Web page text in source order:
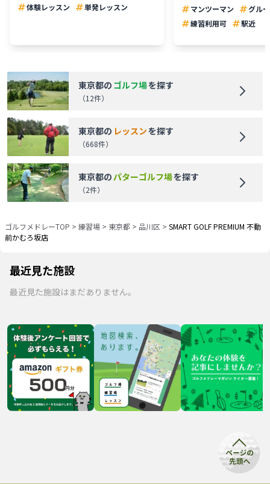
体験レッスン
単発レッスン
マンツーマン
グル
練習利用可
駅近
東京都の ゴルフ場を探す
（12件）
東京都の レッスンを探す
（668件）
東京都の パターゴルフ場を探す
（2件）
ゴルフメドレーTOP > 練習場 > 東京都 > 品川区 > SMART GOLF PREMIUM 不動
前かむろ坂店
最近見た施設
最近見た施設はまだありません。